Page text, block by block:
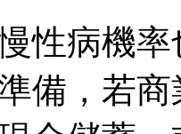
性病機
備，若